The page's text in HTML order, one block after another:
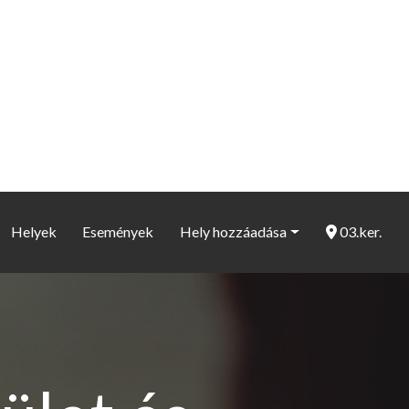
Helyek Események Hely hozzáadása 03.ker.